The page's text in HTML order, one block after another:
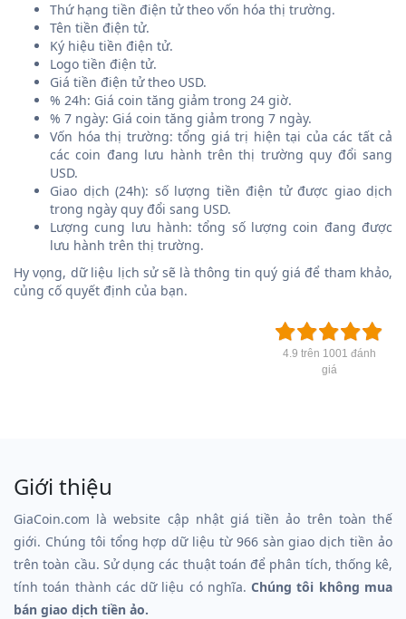
Thứ hạng tiền điện tử theo vốn hóa thị trường.
Tên tiền điện tử.
Ký hiệu tiền điện tử.
Logo tiền điện tử.
Giá tiền điện tử theo USD.
% 24h: Giá coin tăng giảm trong 24 giờ.
% 7 ngày: Giá coin tăng giảm trong 7 ngày.
Vốn hóa thị trường: tổng giá trị hiện tại của các tất cả
các coin đang lưu hành trên thị trường quy đổi sang
USD.
Giao dịch (24h): số lượng tiền điện tử được giao dịch
trong ngày quy đổi sang USD.
Lượng cung lưu hành: tổng số lượng coin đang được
lưu hành trên thị trường.
Hy vọng, dữ liệu lịch sử sẽ là thông tin quý giá để tham khảo,
củng cố quyết định của bạn.
4.9 trên 1001 đánh
giá
Giới thiệu
GiaCoin.com là website cập nhật giá tiền ảo trên toàn thế
giới. Chúng tôi tổng hợp dữ liệu từ 966 sàn giao dịch tiền ảo
trên toàn cầu. Sử dụng các thuật toán để phân tích, thống kê,
tính toán thành các dữ liệu có nghĩa.Chúng tôi không mua
bán giao dịch tiền ảo.